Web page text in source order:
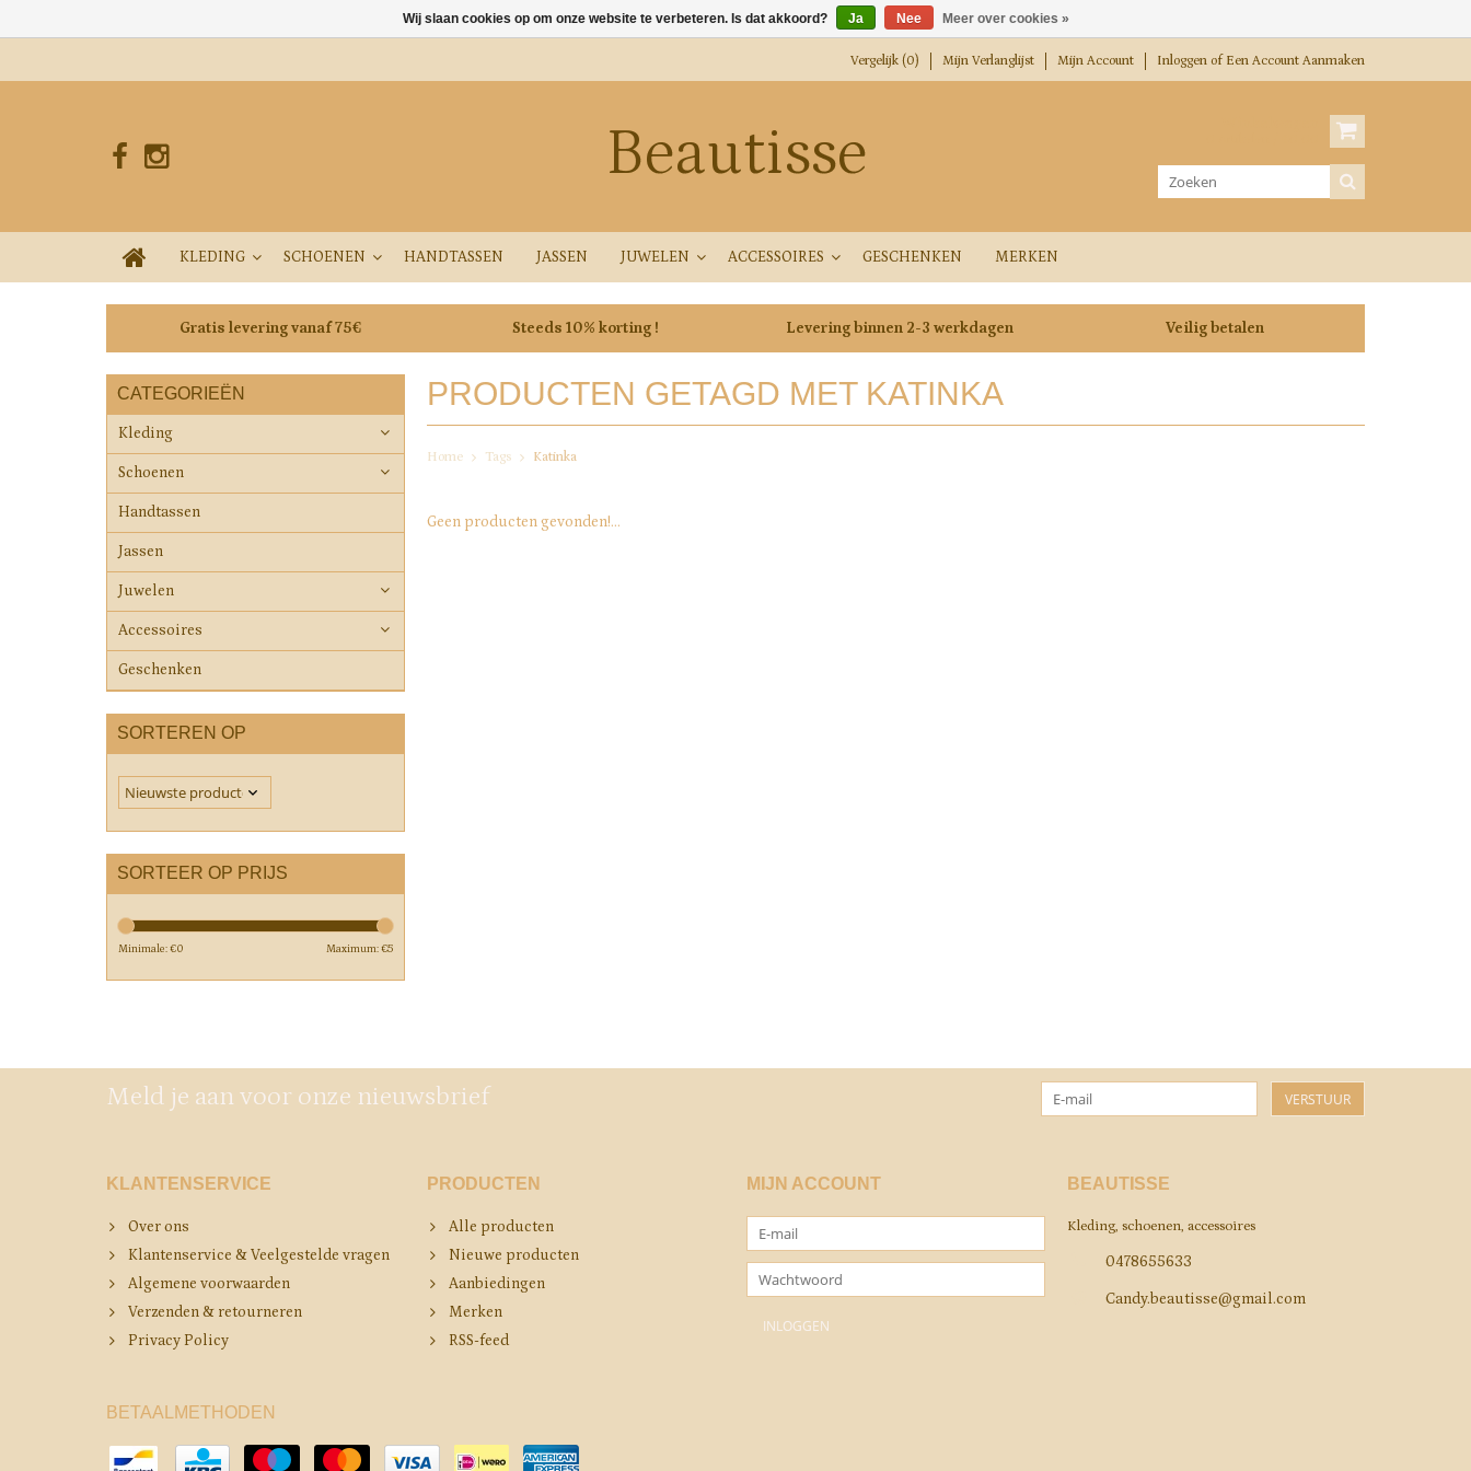
Vergelijk (0) Mijn Verlanglijst Mijn Account Inloggen of Een Account Aanmaken
Beautisse
KLEDING SCHOENEN HANDTASSEN JASSEN JUWELEN ACCESSOIRES GESCHENKEN MERKEN
Gratis levering vanaf 75€ Steeds 10% korting ! Levering binnen 2-3 werkdagen Veilig betalen
CATEGORIEËN
Kleding
Schoenen
Handtassen
Jassen
Juwelen
Accessoires
Geschenken
SORTEREN OP
SORTEER OP PRIJS
Minimale: €0 Maximum: €5
PRODUCTEN GETAGD MET KATINKA
Home Tags Katinka
Geen producten gevonden!...
Meld je aan voor onze nieuwsbrief VERSTUUR
KLANTENSERVICE
Over ons
Klantenservice & Veelgestelde vragen
Algemene voorwaarden
Verzenden & retourneren
Privacy Policy
PRODUCTEN
Alle producten
Nieuwe producten
Aanbiedingen
Merken
RSS-feed
MIJN ACCOUNT BEAUTISSE
Kleding, schoenen, accessoires
0478655633
Candy.beautisse@gmail.com
BETAALMETHODEN
Wij slaan cookies op om onze website te verbeteren. Is dat akkoord? Ja Nee Meer over cookies »